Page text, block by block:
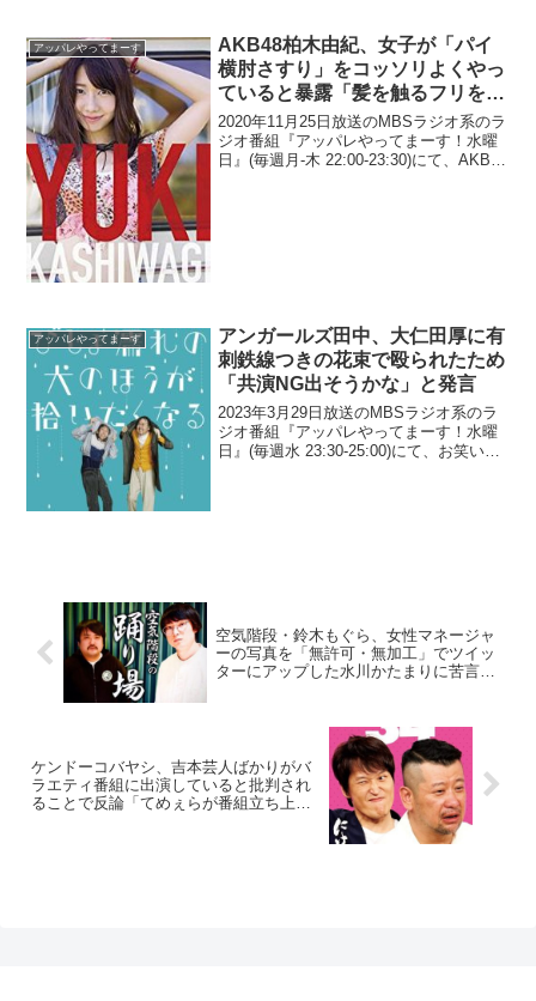
アッパレやってまーす
AKB48柏木由紀、女子が「パイ
横肘さすり」をコッソリよくやっ
ていると暴露「髪を触るフリをし
て…」
2020年11月25日放送のMBSラジオ系のラ
ジオ番組『アッパレやってまーす！水曜
日』(毎週月-木 22:00-23:30)にて、AKB48
アッパレやってまーす
アンガールズ田中、大仁田厚に有
刺鉄線つきの花束で殴られたため
「共演NG出そうかな」と発言
2023年3月29日放送のMBSラジオ系のラ
ジオ番組『アッパレやってまーす！水曜
日』(毎週水 23:30-25:00)にて、お笑いコ
空気階段・鈴木もぐら、女性マネージャ
ーの写真を「無許可・無加工」でツイッ
ターにアップした水川かたまりに苦言
ケンドーコバヤシ、吉本芸人ばかりがバ
ラエティ番組に出演していると批判され
ることで反論「てめぇらが番組立ち上げ